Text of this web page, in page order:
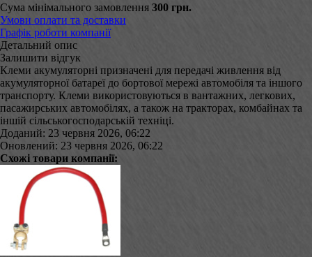
Сума мінімального замовлення 300 грн.
Умови оплати та доставки
Графік роботи компанії
Детальний опис
Залишити відгук
Клеми акумуляторні призначені для передачі живлення від
акумуляторної батареї до бортової мережі автомобіля та іншого
транспорту. Клеми використовуються в вантажних, легкових,
пасажирських автомобілях, а також на тракторах, комбайнах та
іншій сільськогосподарській техніці.
Доданий: 23 червня 2026, 06:22
Оновлений: 23 червня 2026, 06:22
Схожі товари компанії: